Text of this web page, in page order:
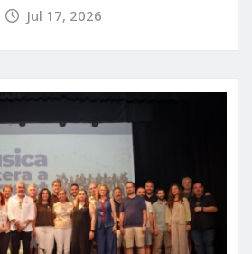
Jul 17, 2026